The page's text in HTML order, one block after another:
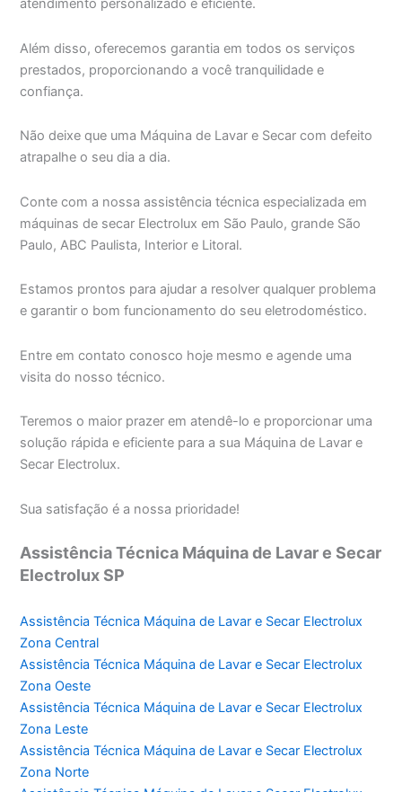
atendimento personalizado e eficiente.
Além disso, oferecemos garantia em todos os serviços
prestados, proporcionando a você tranquilidade e
confiança.
Não deixe que uma Máquina de Lavar e Secar com defeito
atrapalhe o seu dia a dia.
Conte com a nossa assistência técnica especializada em
máquinas de secar Electrolux em São Paulo, grande São
Paulo, ABC Paulista, Interior e Litoral.
Estamos prontos para ajudar a resolver qualquer problema
e garantir o bom funcionamento do seu eletrodoméstico.
Entre em contato conosco hoje mesmo e agende uma
visita do nosso técnico.
Teremos o maior prazer em atendê-lo e proporcionar uma
solução rápida e eficiente para a sua Máquina de Lavar e
Secar Electrolux.
Sua satisfação é a nossa prioridade!
Assistência Técnica Máquina de Lavar e Secar
Electrolux SP
Assistência Técnica Máquina de Lavar e Secar Electrolux
Zona Central
Assistência Técnica Máquina de Lavar e Secar Electrolux
Zona Oeste
Assistência Técnica Máquina de Lavar e Secar Electrolux
Zona Leste
Assistência Técnica Máquina de Lavar e Secar Electrolux
Zona Norte